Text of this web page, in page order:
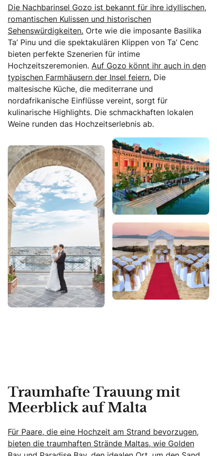
Die Nachbarinsel Gozo ist bekannt für ihre idyllischen,
romantischen Kulissen und historischen
Sehenswürdigkeiten. Orte wie die imposante Basilika
Ta’ Pinu und die spektakulären Klippen von Ta’ Cenc
bieten perfekte Szenerien für intime
Hochzeitszeremonien. Auf Gozo könnt ihr auch in den
typischen Farmhäusern der Insel feiern. Die
maltesische Küche, die mediterrane und
nordafrikanische Einflüsse vereint, sorgt für
kulinarische Highlights. Die schmackhaften lokalen
Weine runden das Hochzeitserlebnis ab.
Traumhafte Trauung mit
Meerblick auf Malta
Für Paare, die eine Hochzeit am Strand bevorzugen,
bieten die traumhaften Strände Maltas, wie Golden